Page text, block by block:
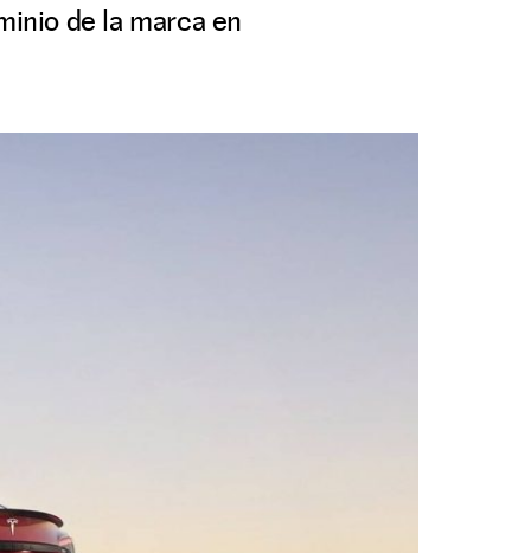
de la marca en